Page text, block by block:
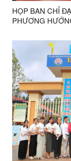
HỌP BAN CHỈ
PHƯƠNG